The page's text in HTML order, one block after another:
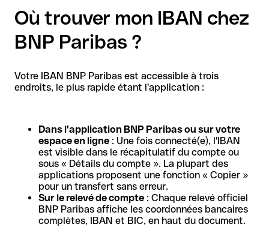
Où trouver mon IBAN chez
BNP Paribas ?
Votre IBAN BNP Paribas est accessible à trois
endroits, le plus rapide étant l'application :
Dans l'application BNP Paribas ou sur votre
espace en ligne : Une fois connecté(e), l'IBAN
est visible dans le récapitulatif du compte ou
sous « Détails du compte ». La plupart des
applications proposent une fonction « Copier »
pour un transfert sans erreur.
Sur le relevé de compte : Chaque relevé officiel
BNP Paribas affiche les coordonnées bancaires
complètes, IBAN et BIC, en haut du document.